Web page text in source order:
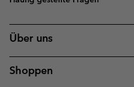
Über uns
Shoppen